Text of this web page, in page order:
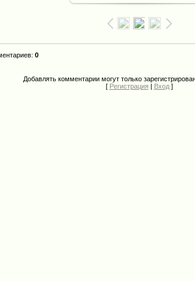
: 0
Добавлять комментарии могут только
[ Регистрация | Вход]